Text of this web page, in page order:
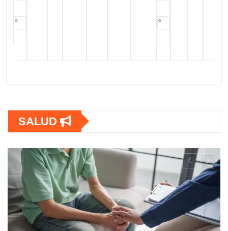
° °
SALUD
urgente para
en personas con
Latina